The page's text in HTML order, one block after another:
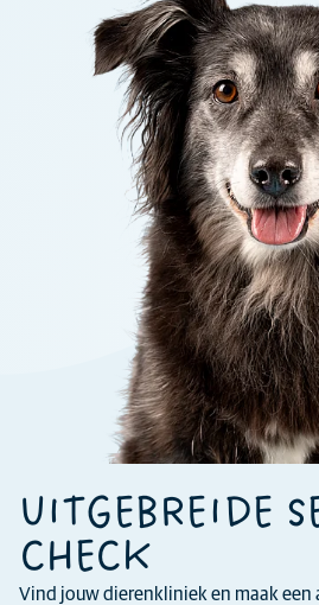
UITGEBREIDE
CHECK
Vind jouw dierenkliniek en maak een